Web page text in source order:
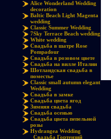
Alice Wonderland Wedding
decoration
Baltic Beach Light Magenta
wedding
Classic Summer Wedding
7Sky Terrace Beach wedding
White wedding
Cвадьба в шатре Rose
Pompadour
Свадьба в розовом цвете
Свадьба на вилле Италии
Шотландская свадьба в
поместье
Classic small autumn elegant
Wedding
Свадьба в замке
Свадьба цвета ягод
Зимняя свадьба
Свадьба осенью
Свадьба цвета пепельной
розы
Hydrangea Wedding
_Свадьба Гортензий